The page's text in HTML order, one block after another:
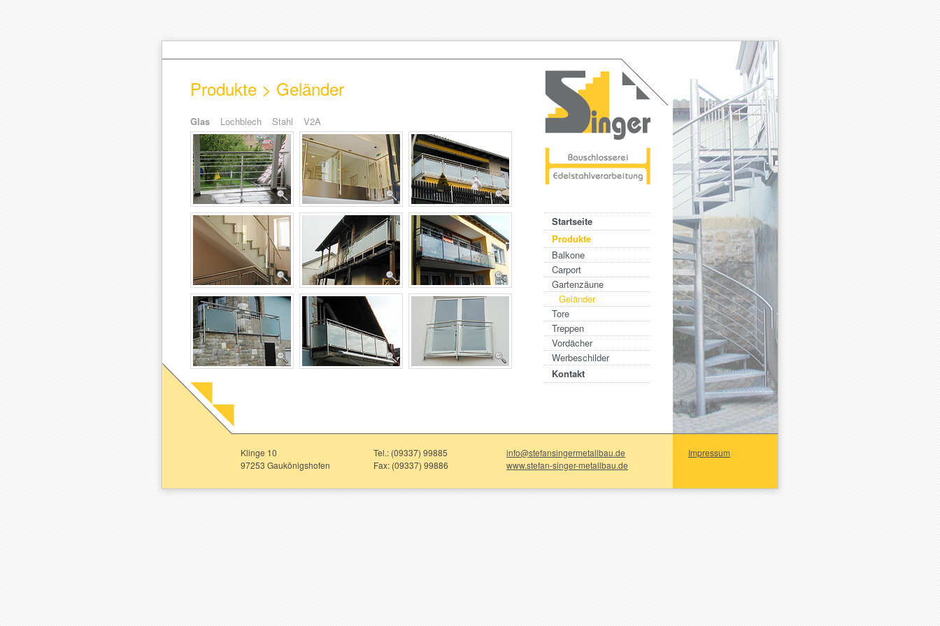
Produkte > Geländer
Glas Lochblech Stahl V2A
Startseite
Produkte
Balkone
Carport
Gartenzäune
Geländer
Tore
Treppen
Vordächer
Werbeschilder
Kontakt
Klinge 10
97253 Gaukönigshofen
Tel.: (09337) 99885
Fax: (09337) 99886
info@stefansingermetallbau.de
www.stefan-singer-metallbau.de
Impressum